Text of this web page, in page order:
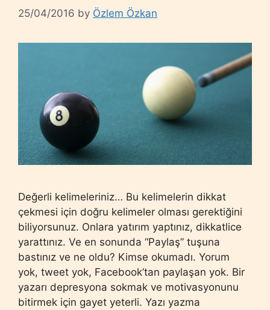
25/04/2016 by Özlem Özkan
Değerli kelimeleriniz… Bu kelimelerin dikkat
çekmesi için doğru kelimeler olması gerektiğini
biliyorsunuz. Onlara yatırım yaptınız, dikkatlice
yarattınız. Ve en sonunda “Paylaş” tuşuna
bastınız ve ne oldu? Kimse okumadı. Yorum
yok, tweet yok, Facebook’tan paylaşan yok. Bir
yazarı depresyona sokmak ve motivasyonunu
bitirmek için gayet yeterli. Yazı yazma